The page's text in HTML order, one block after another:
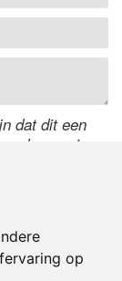
op
dat dit een
over in